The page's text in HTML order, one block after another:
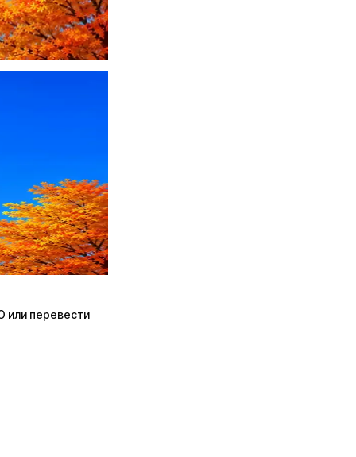
или перевести
или перевести